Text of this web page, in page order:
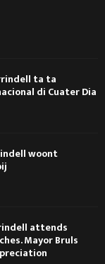
ta ta
di Cuater Dia
woont
attends
Mayor Bruls